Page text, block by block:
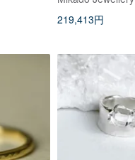
レット
219,413円